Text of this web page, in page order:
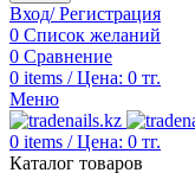
Вход/ Регистрация
0 Список желаний
0 Сравнение
0 items / Цена: 0 тг.
Меню
0 items / Цена: 0 тг.
Каталог товаров